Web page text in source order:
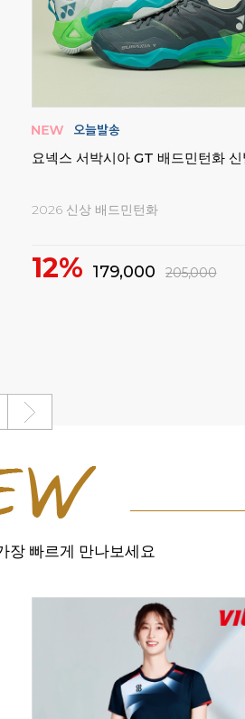
웰벡 남성 여성 반바지 긴바지 배드
웰벡 시즌오프 아울렛
38% 31,000 50,000
장 빠르게 만나보세요